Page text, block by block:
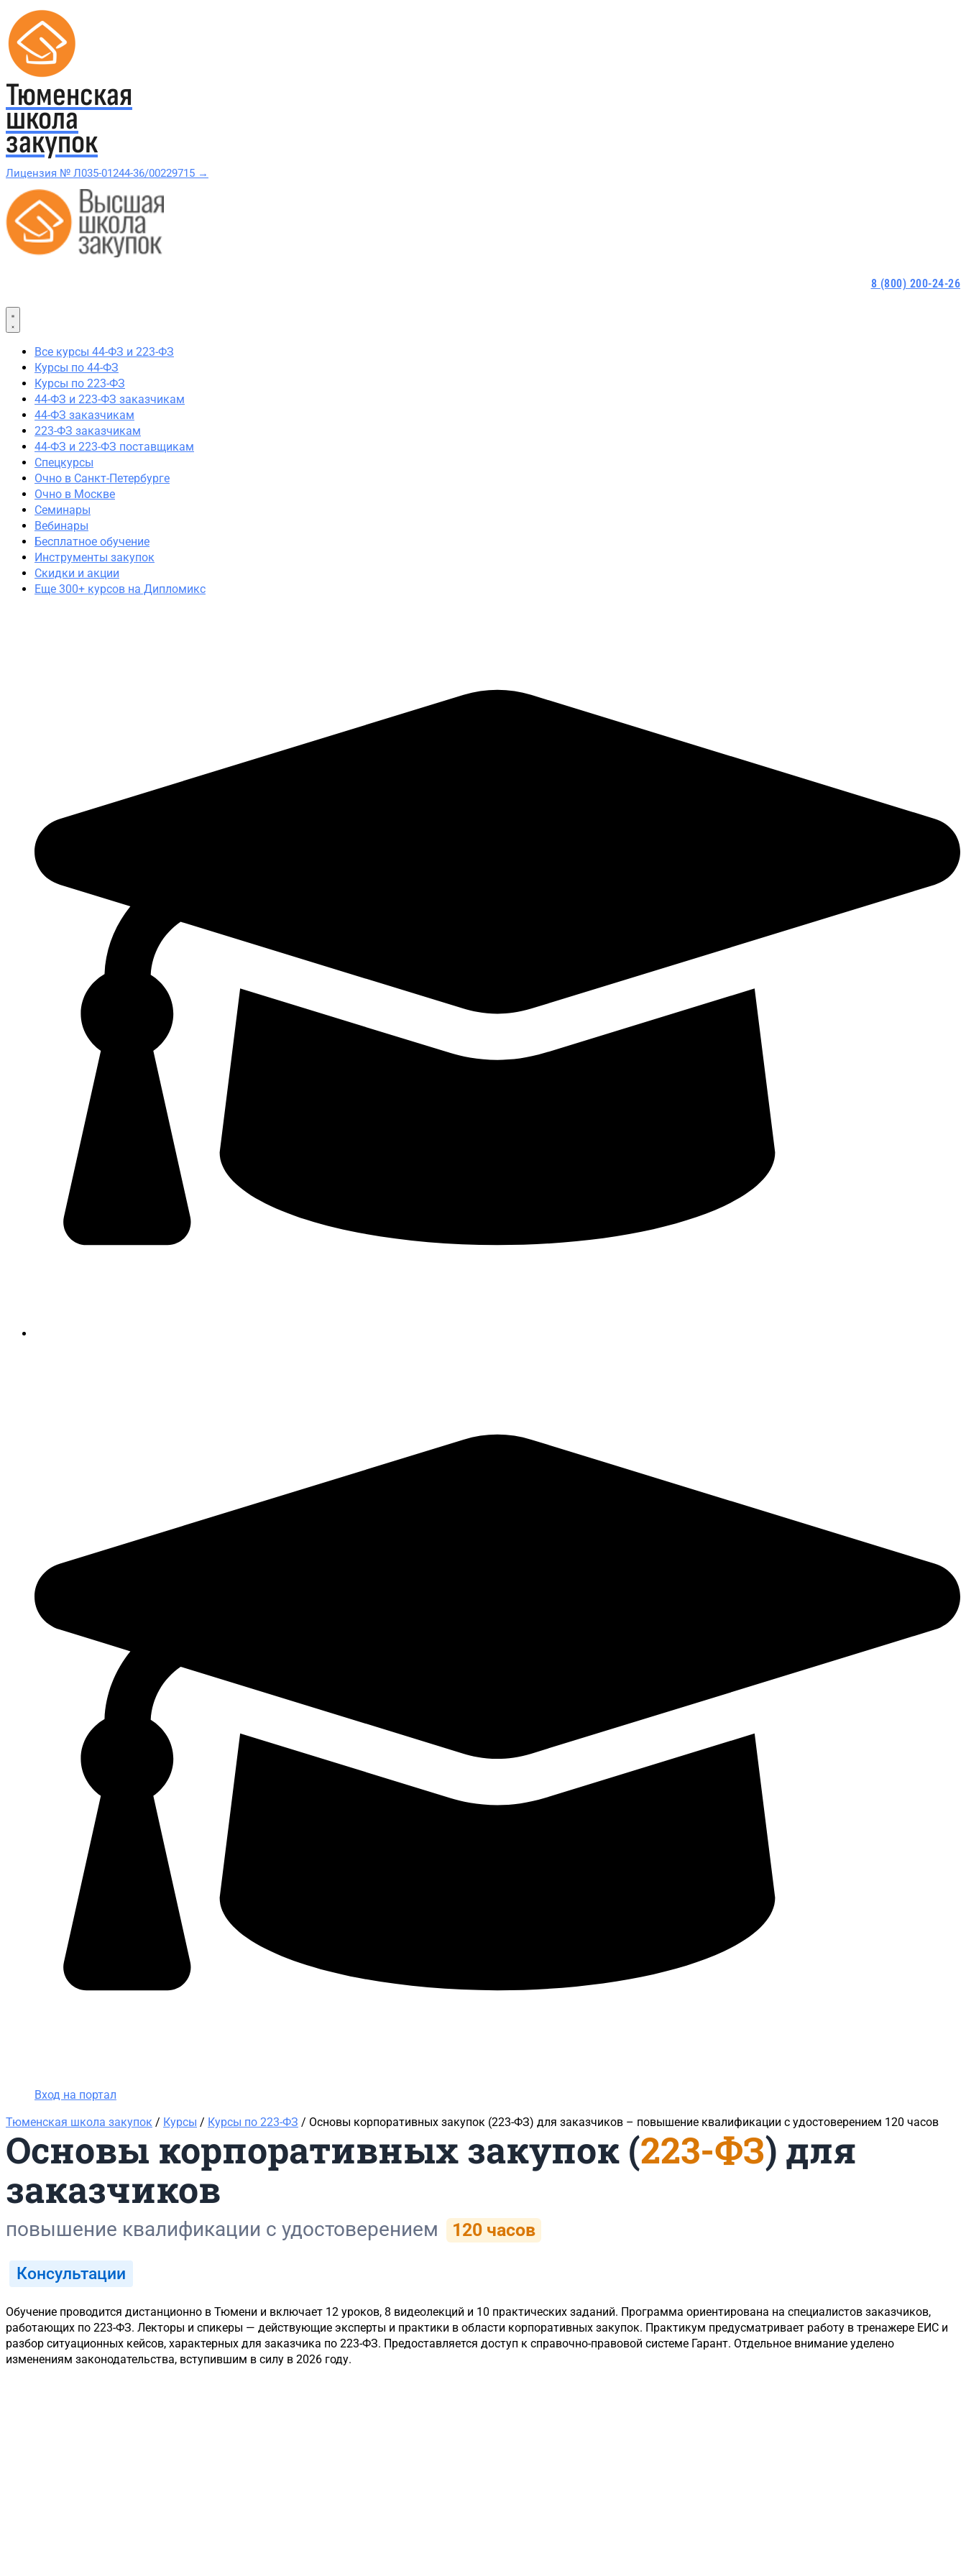
Тюменская
школа
закупок
Лицензия № Л035-01244-36/00229715 →
Проверить в реестре Рособрнадзора →
223-ФЗ заказчикам
44-ФЗ и 223-ФЗ поставщикам
Очно в Москве
Очно в Санкт-Петербурге
Семинары
Вебинары
Спецкурсы
Скидки и акции
Вход на портал
8 (800) 200-24-26
Все курсы 44-ФЗ и 223-ФЗ
Курсы по 44-ФЗ
Курсы по 223-ФЗ
44-ФЗ и 223-ФЗ заказчикам
44-ФЗ заказчикам
223-ФЗ заказчикам
44-ФЗ и 223-ФЗ поставщикам
Спецкурсы
Очно в Санкт-Петербурге
Очно в Москве
Семинары
Вебинары
Бесплатное обучение
Инструменты закупок
Скидки и акции
Еще 300+ курсов на Дипломикс
Вход на портал
Тюменская школа закупок / Курсы / Курсы по 223-ФЗ / Основы корпоративных закупок (223-ФЗ) для заказчиков​ – повышение квалификации с удостоверением 120 часов
Основы корпоративных закупок (223-ФЗ) для
заказчиков
повышение квалификации с удостоверением 120 часов
Консультации
Обучение проводится дистанционно в Тюмени и включает 12 уроков, 8 видеолекций и 10 практических заданий. Программа ориентирована на специалистов заказчиков,
работающих по 223-ФЗ. Лекторы и спикеры — действующие эксперты и практики в области корпоративных закупок. Практикум предусматривает работу в тренажере ЕИС и
разбор ситуационных кейсов, характерных для заказчика по 223-ФЗ. Предоставляется доступ к справочно-правовой системе Гарант. Отдельное внимание уделено
изменениям законодательства, вступившим в силу в 2026 году.